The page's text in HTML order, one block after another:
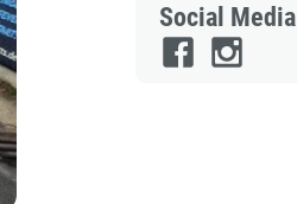
Social Media